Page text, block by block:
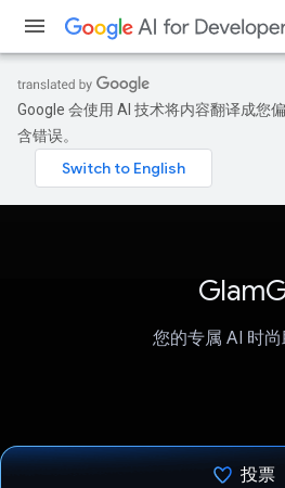
Google 会使用 AI 技术将内容翻译成您
含错误。
您的专属 AI 时尚
投票